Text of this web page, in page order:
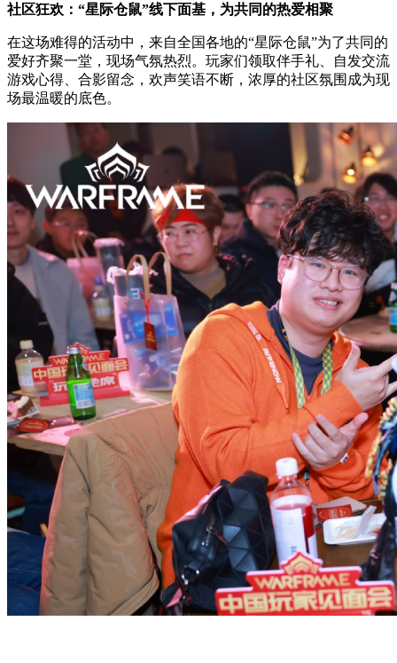
社区狂欢：“星际仓鼠”线下面基，为共同的热爱相聚
在这场难得的活动中，来自全国各地的“星际仓鼠”为了共同的
爱好齐聚一堂，现场气氛热烈。玩家们领取伴手礼、自发交流
游戏心得、合影留念，欢声笑语不断，浓厚的社区氛围成为现
场最温暖的底色。